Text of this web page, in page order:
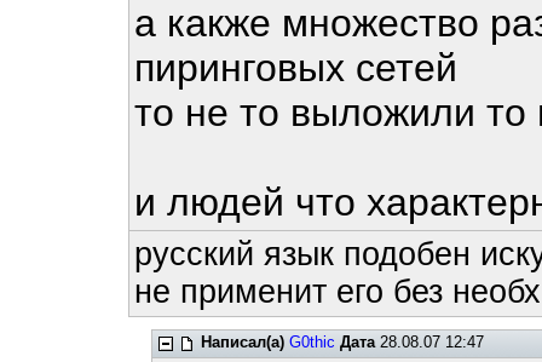
а какже множество
пиринговых сетей
то не то выложили то
и людей что
русский язык подобен
не применит его без
Написал(а) G0thic Дата28.08.07 12:47